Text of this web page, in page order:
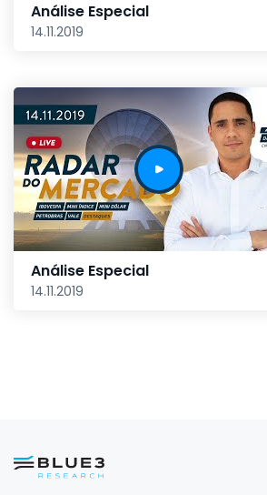
Análise Especial
14.11.2019
Análise Especial
14.11.2019